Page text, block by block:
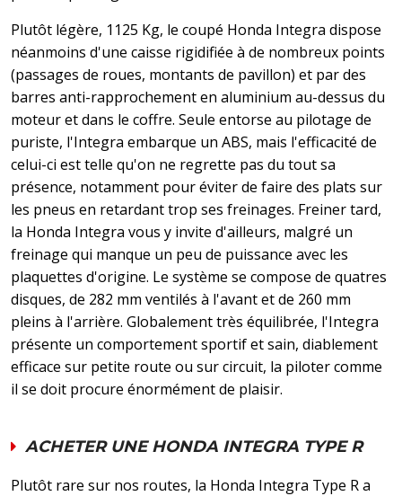
Plutôt légère, 1125 Kg, le coupé Honda Integra dispose
néanmoins d'une caisse rigidifiée à de nombreux points
(passages de roues, montants de pavillon) et par des
barres anti-rapprochement en aluminium au-dessus du
moteur et dans le coffre. Seule entorse au pilotage de
puriste, l'Integra embarque un ABS, mais l'efficacité de
celui-ci est telle qu'on ne regrette pas du tout sa
présence, notamment pour éviter de faire des plats sur
les pneus en retardant trop ses freinages. Freiner tard,
la Honda Integra vous y invite d'ailleurs, malgré un
freinage qui manque un peu de puissance avec les
plaquettes d'origine. Le système se compose de quatres
disques, de 282 mm ventilés à l'avant et de 260 mm
pleins à l'arrière. Globalement très équilibrée, l'Integra
présente un comportement sportif et sain, diablement
efficace sur petite route ou sur circuit, la piloter comme
il se doit procure énormément de plaisir.
ACHETER UNE HONDA INTEGRA TYPE R
Plutôt rare sur nos routes, la Honda Integra Type R a